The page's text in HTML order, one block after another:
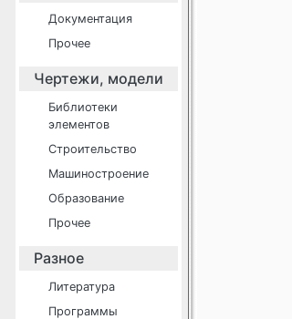
Документация
Прочее
Чертежи, модели
Библиотеки
элементов
Строительство
Машиностроение
Образование
Прочее
Разное
Литература
Программы